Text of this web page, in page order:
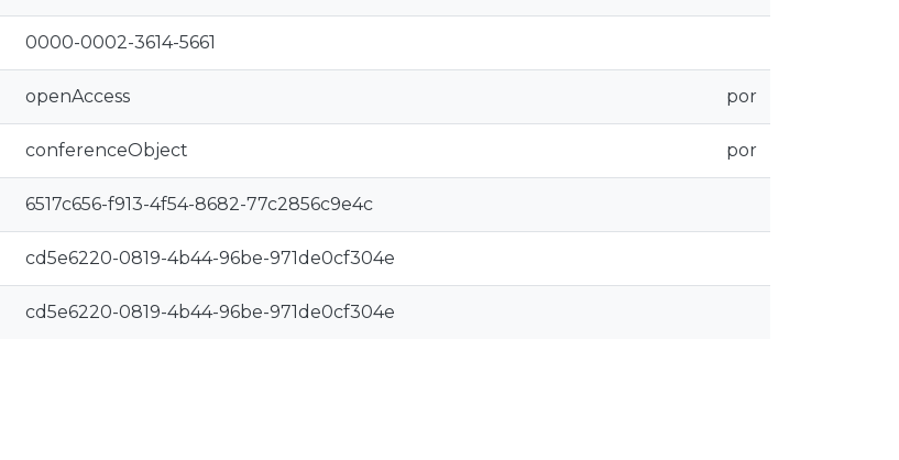
0000-0002-3614-5661
openAccess por
conferenceObject por
6517c656-f913-4f54-8682-77c2856c9e4c
cd5e6220-0819-4b44-96be-971de0cf304e
cd5e6220-0819-4b44-96be-971de0cf304e